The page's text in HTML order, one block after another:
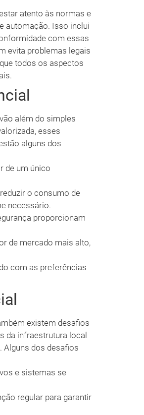
atento às normas e
automação. Isso inclui
com essas
evita problemas legais
todos os aspectos
além do simples
esses
alguns dos
de um único
o consumo de
necessário.
proporcionam
de mercado mais alto,
com as preferências
existem desafios
da infraestrutura local
Alguns dos desafios
e sistemas se
regular para garantir